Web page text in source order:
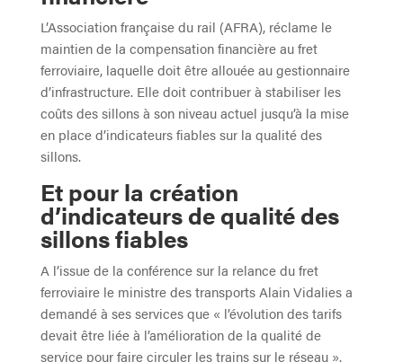
L’Association française du rail (AFRA), réclame le
maintien de la compensation financière au fret
ferroviaire, laquelle doit être allouée au gestionnaire
d’infrastructure. Elle doit contribuer à stabiliser les
coûts des sillons à son niveau actuel jusqu’à la mise
en place d’indicateurs fiables sur la qualité des
sillons.
Et pour la création
d’indicateurs de qualité des
sillons fiables
A l’issue de la conférence sur la relance du fret
ferroviaire le ministre des transports Alain Vidalies a
demandé à ses services que « l’évolution des tarifs
devait être liée à l’amélioration de la qualité de
service pour faire circuler les trains sur le réseau ».